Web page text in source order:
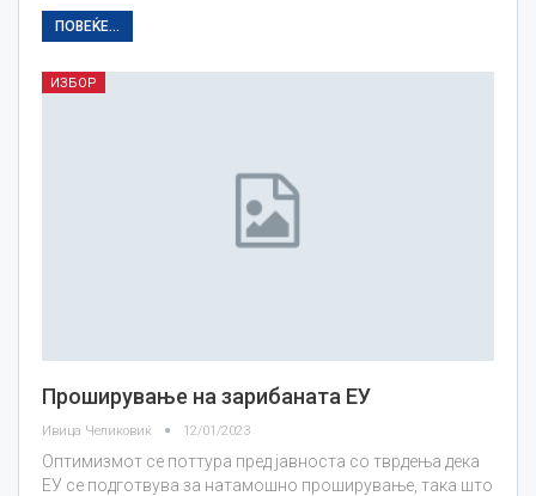
ПОВЕЌЕ...
ИЗБОР
Проширување на зарибаната ЕУ
Ивица Челиковиќ 12/01/2023
Оптимизмот се поттура пред јавноста со тврдења дека
ЕУ се подготвува за натамошно проширување, така што